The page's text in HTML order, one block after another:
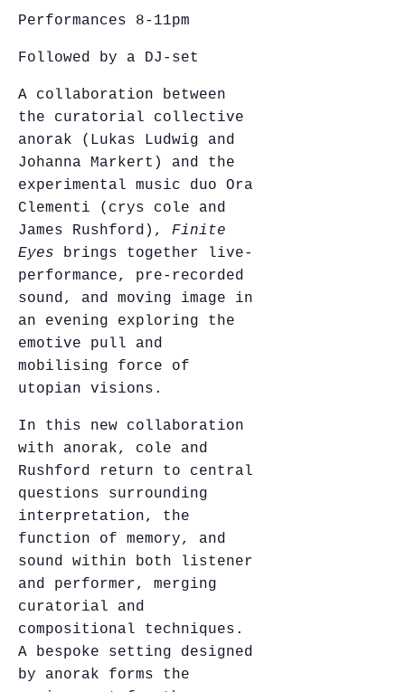
Performances 8-11pm
Followed by a DJ-set
A collaboration between
the curatorial collective
anorak (Lukas Ludwig and
Johanna Markert) and the
experimental music duo Ora
Clementi (crys cole and
James Rushford), Finite
Eyes brings together
live-
performance, pre-recorded
sound, and moving image in
an evening exploring the
emotive pull and
mobilising force of
utopian visions.
In this new collaboration
with anorak, cole and
Rushford return to central
questions surrounding
interpretation, the
function of memory, and
sound within both listener
and performer, merging
curatorial and
compositional techniques.
A bespoke setting designed
by anorak forms the